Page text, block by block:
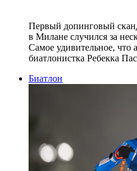
Первый допинговый
в Милане случился за
Самое удивительное, что
биатлонистка Ребекка
Биатлон